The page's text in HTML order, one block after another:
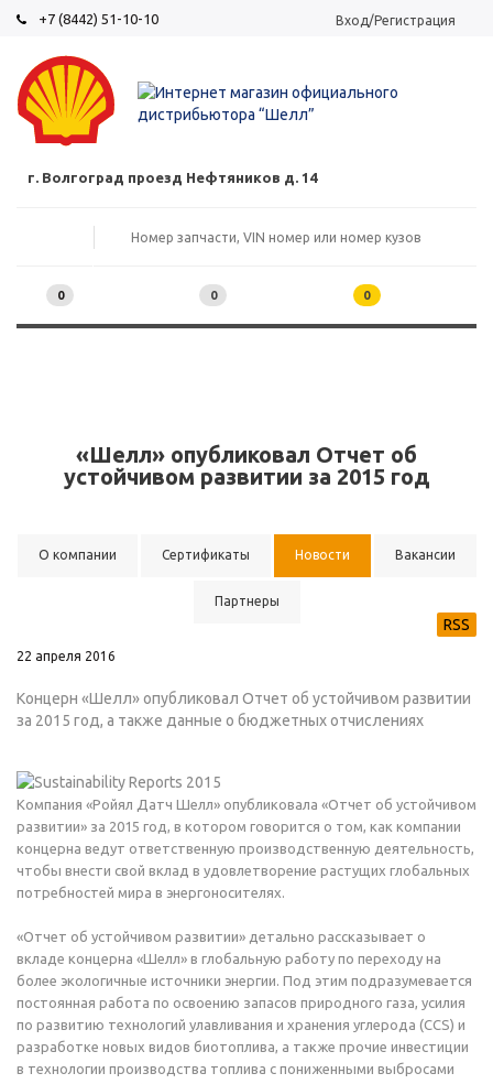
+7 (8442) 51-10-10 Вход/Регистрация
г. Волгоград проезд Нефтяников д. 14
0 0 0
«Шелл» опубликовал Отчет об
устойчивом развитии за 2015 год
О компании Сертификаты Новости Вакансии
Партнеры
RSS
22 апреля 2016
Концерн «Шелл» опубликовал Отчет об устойчивом развитии
за 2015 год, а также данные о бюджетных отчислениях
Компания «Ройял Датч Шелл» опубликовала «Отчет об устойчивом
развитии» за 2015 год, в котором говорится о том, как компании
концерна ведут ответственную производственную деятельность,
чтобы внести свой вклад в удовлетворение растущих глобальных
потребностей мира в энергоносителях.
«Отчет об устойчивом развитии» детально рассказывает о
вкладе концерна «Шелл» в глобальную работу по переходу на
более экологичные источники энергии. Под этим подразумевается
постоянная работа по освоению запасов природного газа, усилия
по развитию технологий улавливания и хранения углерода (CCS) и
разработке новых видов биотоплива, а также прочие инвестиции
в технологии производства топлива с пониженными выбросами